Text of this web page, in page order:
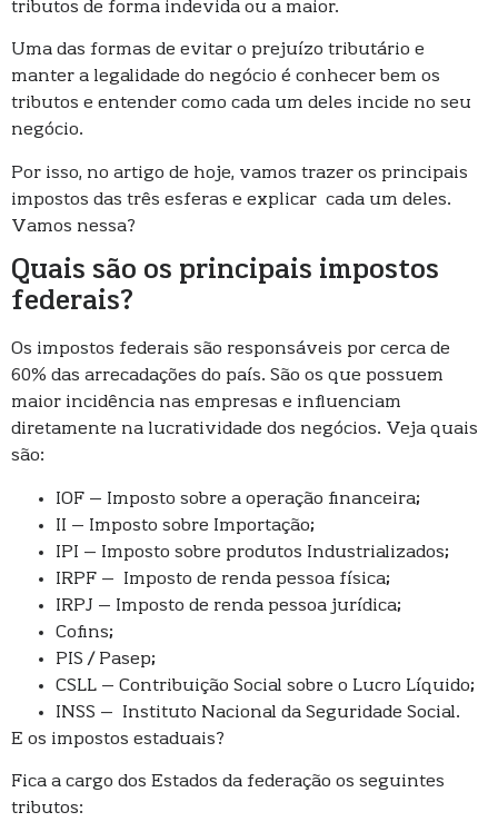
tributos de forma indevida ou a maior.
Uma das formas de evitar o prejuízo tributário e
manter a legalidade do negócio é conhecer bem os
tributos e entender como cada um deles incide no seu
negócio.
Por isso, no artigo de hoje, vamos trazer os principais
impostos das três esferas e explicar cada um deles.
Vamos nessa?
Quais são os principais impostos
federais?
Os impostos federais são responsáveis por cerca de
60% das arrecadações do país. São os que possuem
maior incidência nas empresas e influenciam
diretamente na lucratividade dos negócios. Veja quais
são:
IOF – Imposto sobre a operação financeira;
II – Imposto sobre Importação;
IPI – Imposto sobre produtos Industrializados;
IRPF – Imposto de renda pessoa física;
IRPJ – Imposto de renda pessoa jurídica;
Cofins;
PIS / Pasep;
CSLL – Contribuição Social sobre o Lucro Líquido;
INSS – Instituto Nacional da Seguridade Social.
E os impostos estaduais?
Fica a cargo dos Estados da federação os seguintes
tributos: